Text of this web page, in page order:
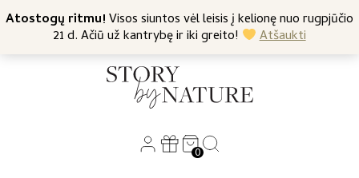
Atostogų ritmu!Visos siuntos vėl leisis į kelionę nuo rugpjūčio
21 d. Ačiū už kantrybę ir iki greito!
Atšaukti
Nemokamas siuntimas nuo 45 Eur +370 682 57369
0